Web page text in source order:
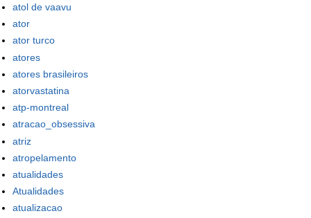
atol de vaavu
ator
ator turco
atores
atores brasileiros
atorvastatina
atp-montreal
atracao_obsessiva
atriz
atropelamento
atualidades
Atualidades
atualizacao